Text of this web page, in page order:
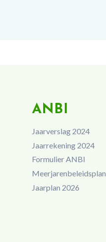
ANBI
Jaarverslag 2024
Jaarrekening 2024
Formulier ANBI
Meerjarenbeleidsplan
Jaarplan 2026